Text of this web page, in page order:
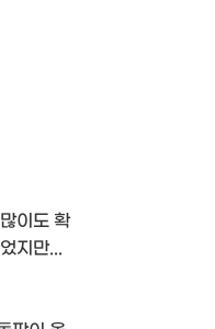
이도 확
지만...